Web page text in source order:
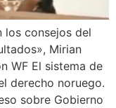
los consejos del
Mirian
WF El sistema de
derecho noruego.
sobre Gobierno